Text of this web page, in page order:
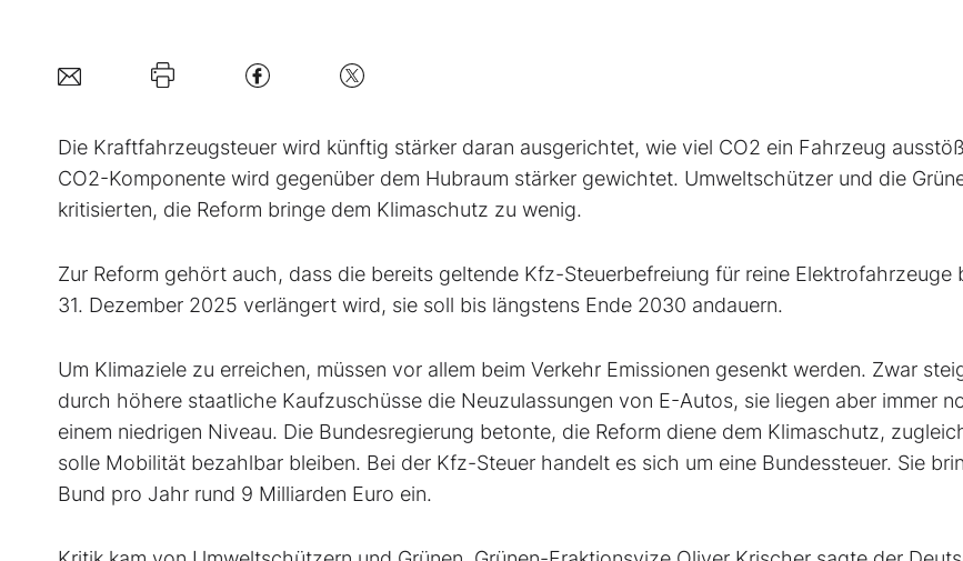
Die Kraftfahrzeugsteuer wird künftig stärker daran ausgerichtet, wie viel CO2 ein Fahrzeug
CO2-Komponente wird gegenüber dem Hubraum stärker gewichtet. Umweltschützer und die
kritisierten, die Reform bringe dem Klimaschutz zu wenig.
Zur Reform gehört auch, dass die bereits geltende Kfz-Steuerbefreiung für reine Elektrofahrzeuge
31. Dezember 2025 verlängert wird, sie soll bis längstens Ende 2030 andauern.
Um Klimaziele zu erreichen, müssen vor allem beim Verkehr Emissionen gesenkt werden. Zwar
durch höhere staatliche Kaufzuschüsse die Neuzulassungen von E-Autos, sie liegen aber immer
einem niedrigen Niveau. Die Bundesregierung betonte, die Reform diene dem Klimaschutz,
solle Mobilität bezahlbar bleiben. Bei der Kfz-Steuer handelt es sich um eine Bundessteuer. Sie
Bund pro Jahr rund 9 Milliarden Euro ein.